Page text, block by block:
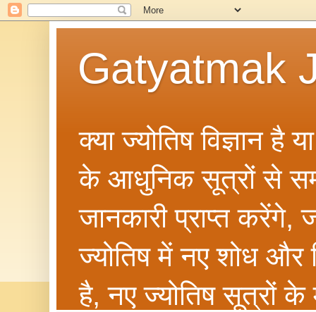
Gatyatmak
क्या ज्योतिष विज्ञान
के आधुनिक सूत्रों से
जानकारी प्राप्त करेंगे,
ज्योतिष में नए शोध और
है, नए ज्योतिष सूत्रों